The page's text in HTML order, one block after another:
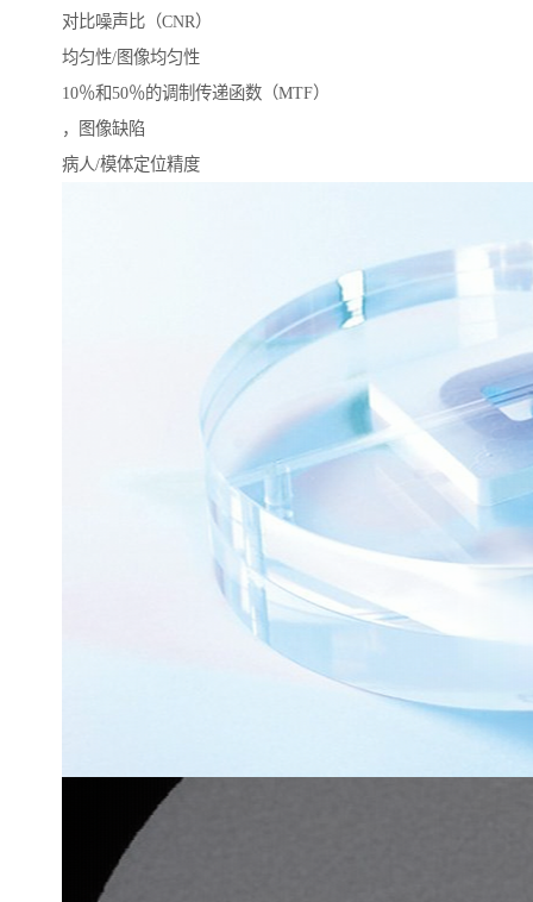
对比噪声比（CNR）
均匀性/图像均匀性
10％和50％的调制传递函数（MTF）
，图像缺陷
病人/模体定位精度